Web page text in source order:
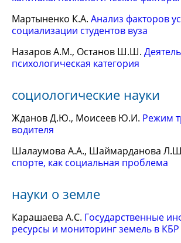
Мартыненко К.А. Анализ факторов
социализации студентов вуза
Назаров А.М., Останов Ш.Ш.
психологическая категория
социологические науки
Жданов Д.Ю., Моисеев Ю.И. Режим
водителя
Шалаумова А.А., Шаймарданова
спорте, как социальная проблема
науки о земле
Карашаева А.С. Государственные
ресурсы и мониторинг земель в КБР